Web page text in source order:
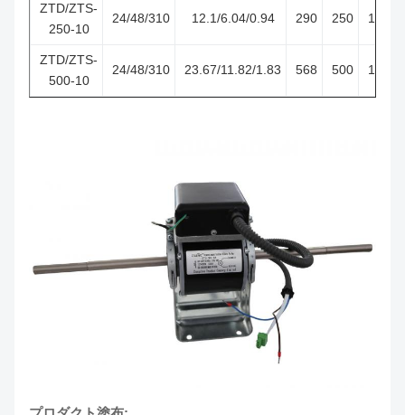
ZTD/ZTS-
250-10
24/48/310 12.1/6.04/0.94 290 250 1400
ZTD/ZTS-
500-10
24/48/310 23.67/11.82/1.83 568 500 1400